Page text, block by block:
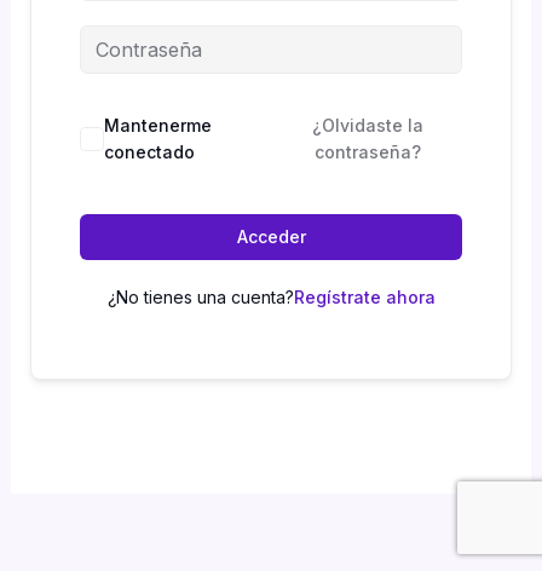
Mantenerme
conectado
¿Olvidaste la
contraseña?
Acceder
¿No tienes una cuenta?Regístrate ahora